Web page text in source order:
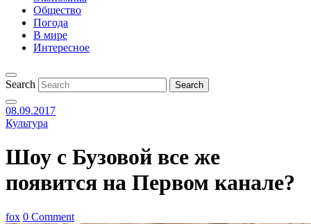
Общество
Погода
В мире
Интересное
Search
08.09.2017
Культура
Шоу с Бузовой все же
появится на Первом канале?
fox 0 Comment